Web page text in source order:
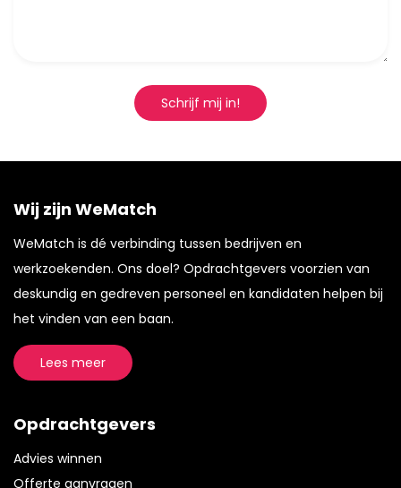
Schrijf mij in!
Wij zijn WeMatch
WeMatch is dé verbinding tussen bedrijven en
werkzoekenden. Ons doel? Opdrachtgevers voorzien van
deskundig en gedreven personeel en kandidaten helpen bij
het vinden van een baan.
Lees meer
Opdrachtgevers
Advies winnen
Offerte aanvragen